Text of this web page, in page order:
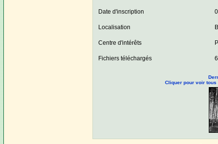
Date d'inscription
Localisation
Centre d'intérêts
Fichiers téléchargés
Cliquer pour voir tous